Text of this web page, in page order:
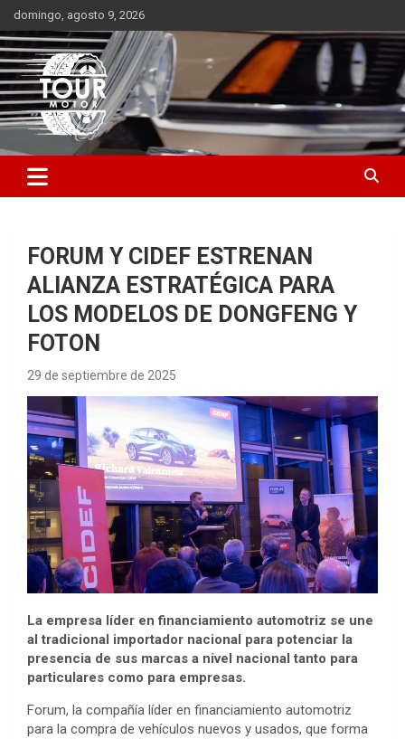
Saltar
al
contenido
domingo, agosto 9, 2026
Tour Motor
Plataforma de contenido audiovisual para el sector automotriz
FORUM Y CIDEF ESTRENAN
ALIANZA ESTRATÉGICA PARA
LOS MODELOS DE DONGFENG Y
FOTON
29 de septiembre de 2025
La empresa líder en financiamiento automotriz se une
al tradicional importador nacional para potenciar la
presencia de sus marcas a nivel nacional tanto para
particulares como para empresas.
Forum, la compañía líder en financiamiento automotriz
para la compra de vehículos nuevos y usados, que forma